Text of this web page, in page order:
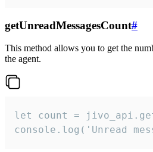
getUnreadMessagesCount#
This method allows you to get the
the agent.
let count =
console.log('Unread